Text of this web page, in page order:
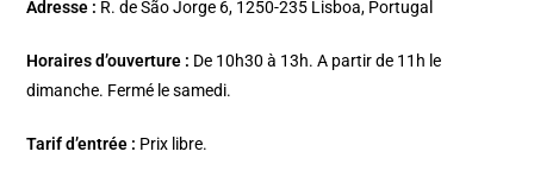
Adresse : R. de São Jorge 6, 1250-235 Lisboa, Portugal
Horaires d’ouverture : De 10h30 à 13h. A partir de 11h le
dimanche. Fermé le samedi.
Tarif d’entrée : Prix libre.